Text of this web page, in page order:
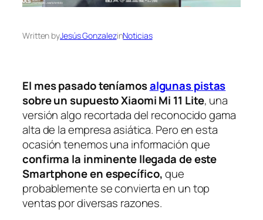
Written byJesús GonzalezinNoticias
El mes pasado teníamosalgunas pistas
sobre un supuesto Xiaomi Mi 11 Lite, una
versión algo recortada del reconocido gama
alta de la empresa asiática. Pero en esta
ocasión tenemos una información que
confirma la inminente llegada de este
Smartphone en específico,que
probablemente se convierta en un top
ventas por diversas razones.